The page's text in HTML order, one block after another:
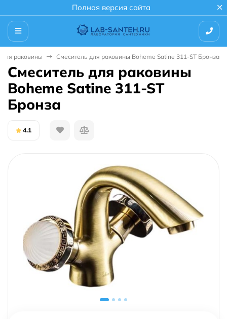
Полная версия сайта
раковины Смеситель для раковины Boheme Satine 311-ST Бронза
Смеситель для раковины
Boheme Satine 311-ST
Бронза
4.1